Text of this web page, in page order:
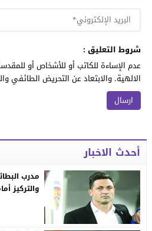
شروط التعليق :
عدم الإساءة للكاتب أو للأشخاص أو
الالهية. والابتعاد عن التحريض الطائفي
أحدث الاخبار
مدرب
والتركيز